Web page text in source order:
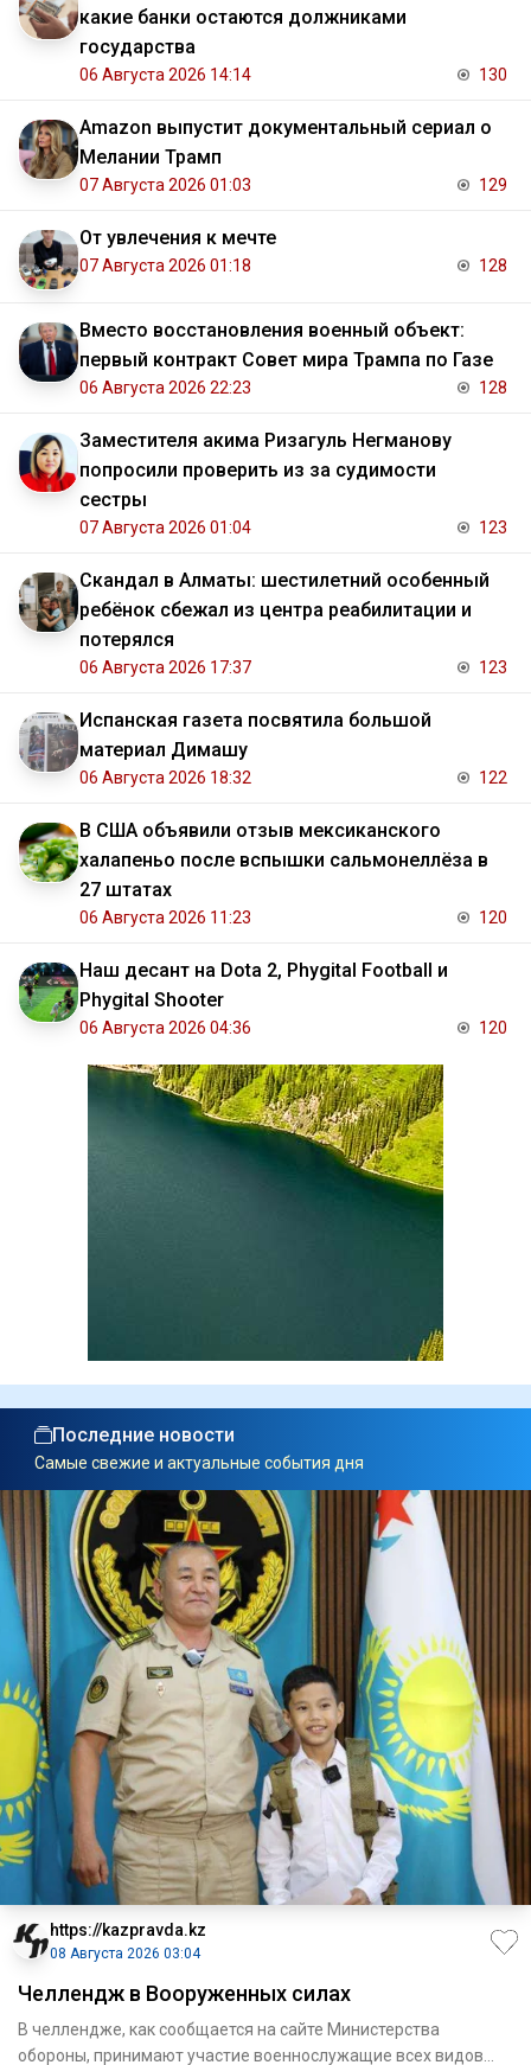
какие банки остаются должниками
государства
06 Августа 2026 14:14 130
Amazon выпустит документальный сериал о
Мелании Трамп
07 Августа 2026 01:03 129
От увлечения к мечте
07 Августа 2026 01:18 128
Вместо восстановления военный объект:
первый контракт Совет мира Трампа по Газе
06 Августа 2026 22:23 128
Заместителя акима Ризагуль Негманову
попросили проверить из за судимости
сестры
07 Августа 2026 01:04 123
Скандал в Алматы: шестилетний особенный
ребёнок сбежал из центра реабилитации и
потерялся
06 Августа 2026 17:37 123
Испанская газета посвятила большой
материал Димашу
06 Августа 2026 18:32 122
В США объявили отзыв мексиканского
халапеньо после вспышки сальмонеллёза в
27 штатах
06 Августа 2026 11:23 120
Наш десант на Dota 2, Phygital Football и
Phygital Shooter
06 Августа 2026 04:36 120
Последние новости
Самые свежие и актуальные события дня
https://kazpravda.kz
08 Августа 2026 03:04
Челлендж в Вооруженных силах
В челлендже, как сообщается на сайте Министерства
обороны, принимают участие военнослужащие всех видов